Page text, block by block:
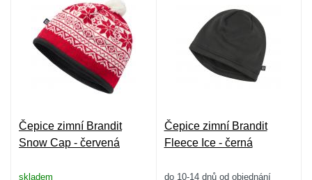
Čepice zimní Brandit
Snow Cap - červená
skladem
Čepice zimní Brandit
Fleece Ice - černá
do 10-14 dnů od objednání